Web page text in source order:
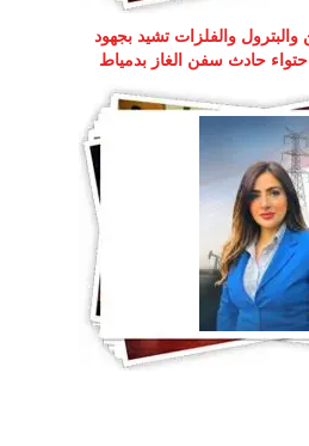
والبترول والفلزات تشيد بجهود
حادث سفن الغاز بدمياط